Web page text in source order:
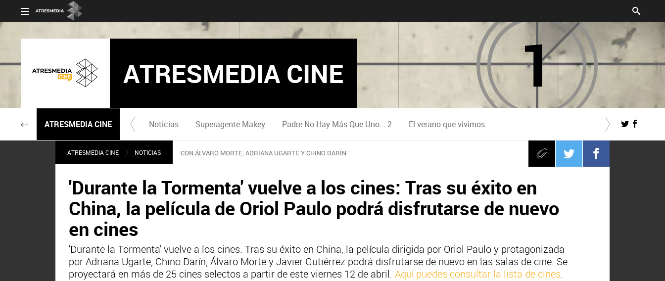
ATRESMEDIA CINE
ATRESMEDIA CINE Noticias Superagente Makey Padre No Hay Más Que Uno... 2 El verano que vivimos
ATRESMEDIA CINE NOTICIAS CON ÁLVARO MORTE, ADRIANA UGARTE Y CHINO DARÍN
'Durante la Tormenta' vuelve a los cines: Tras su éxito en
China, la película de Oriol Paulo podrá disfrutarse de nuevo
en cines
'Durante la Tormenta' vuelve a los cines. Tras su éxito en China, la película dirigida por Oriol Paulo y protagonizada
por Adriana Ugarte, Chino Darín, Álvaro Morte y Javier Gutiérrez podrá disfrutarse de nuevo en las salas de cine. Se
proyectará en más de 25 cines selectos a partir de este viernes 12 de abril.Aquí puedes consultar la lista de cines.